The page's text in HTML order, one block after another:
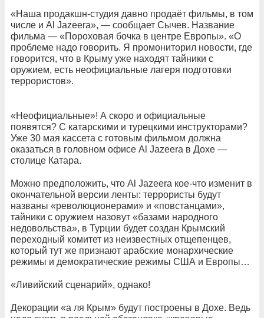
«Наша продакшн-студия давно продаёт фильмы, в том
числе и Al Jazeera», — сообщает Сычев. Название
фильма — «Пороховая бочка в центре Европы». «О
проблеме надо говорить. Я промониторил новости, где
говорится, что в Крыму уже находят тайники с
оружием, есть неофициальные лагеря подготовки
террористов».
«Неофициальные»! А скоро и официальные
появятся? С катарскими и турецкими инструкторами?
Уже 30 мая кассета с готовым фильмом должна
оказаться в головном офисе Al Jazeera в Дохе —
столице Катара.
Можно предположить, что Al Jazeera кое-что изменит в
окончательной версии ленты: террористы будут
названы «революционерами» и «повстанцами»,
тайники с оружием назовут «базами народного
недовольства», в Турции будет создан Крымский
переходный комитет из неизвестных отщепенцев,
который тут же признают арабские монархические
режимы и демократические режимы США и Европы…
«Ливийский сценарий», однако!
Декорации «а ля Крым» будут построены в Дохе. Ведь